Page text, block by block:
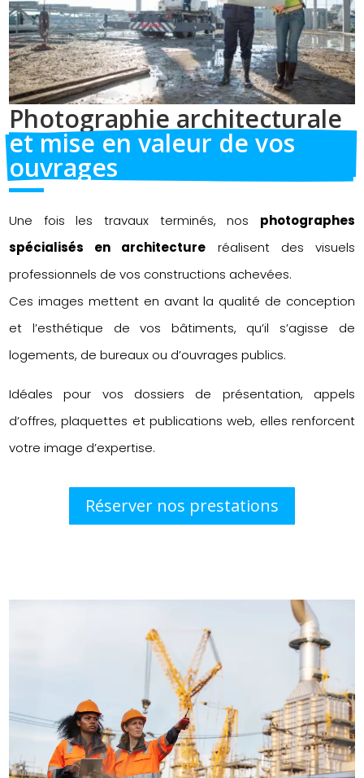
Photographie architecturale
et mise en valeur de vos
ouvrages
Une fois les travaux terminés, nos photographes
spécialisés en architecture réalisent des visuels
professionnels de vos constructions achevées.
Ces images mettent en avant la qualité de conception
et l’esthétique de vos bâtiments, qu’il s’agisse de
logements, de bureaux ou d’ouvrages publics.
Idéales pour vos dossiers de présentation, appels
d’offres, plaquettes et publications web, elles renforcent
votre image d’expertise.
Réserver nos prestations